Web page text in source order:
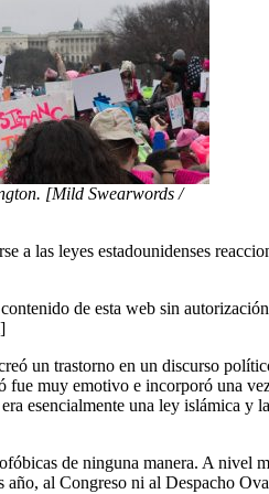
[Mild Swearwords /
a las leyes estadounidenses
de esta web sin
un trastorno en un discurso
muy emotivo e incorporó una
esencialmente una ley islámica y
de ninguna manera. A nivel
al Congreso ni al Despacho